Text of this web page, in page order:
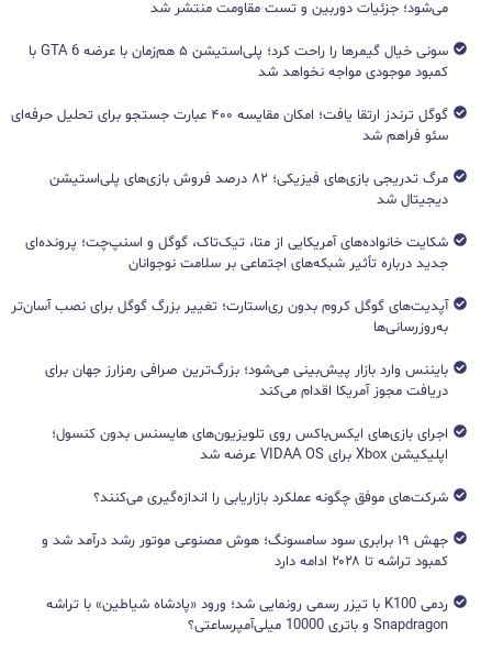
می‌شود؛ جزئیات دوربین و تست مقاومت منتشر شد
سونی خیال گیمرها را راحت کرد؛ پلی‌استیشن ۵ هم‌زمان با عرضه GTA 6 با
کمبود موجودی مواجه نخواهد شد
گوگل ترندز ارتقا یافت؛ امکان مقایسه ۴۰۰ عبارت جستجو برای تحلیل حرفه‌ای
سئو فراهم شد
مرگ تدریجی بازی‌های فیزیکی؛ ۸۲ درصد فروش بازی‌های پلی‌استیشن
دیجیتال شد
شکایت خانواده‌های آمریکایی از متا، تیک‌تاک، گوگل و اسنپ‌چت؛ پرونده‌ای
جدید درباره تأثیر شبکه‌های اجتماعی بر سلامت نوجوانان
آپدیت‌های گوگل کروم بدون ری‌استارت؛ تغییر بزرگ گوگل برای نصب آسان‌تر
به‌روزرسانی‌ها
بایننس وارد بازار پیش‌بینی می‌شود؛ بزرگ‌ترین صرافی رمزارز جهان برای
دریافت مجوز آمریکا اقدام می‌کند
اجرای بازی‌های ایکس‌باکس روی تلویزیون‌های هایسنس بدون کنسول؛
اپلیکیشن Xbox برای VIDAA OS عرضه شد
شرکت‌های موفق چگونه عملکرد بازاریابی را اندازه‌گیری می‌کنند؟
جهش ۱۹ برابری سود سامسونگ؛ هوش مصنوعی موتور رشد درآمد شد و
کمبود تراشه تا ۲۰۲۸ ادامه دارد
ردمی K100 با تیزر رسمی رونمایی شد؛ ورود «پادشاه شیاطین» با تراشه
Snapdragon و باتری 10000 میلی‌آمپرساعتی؟